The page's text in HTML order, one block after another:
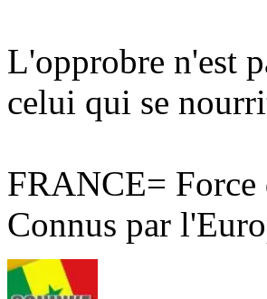
L'opprobre n'est
celui qui se
FRANCE= Force
Connus par